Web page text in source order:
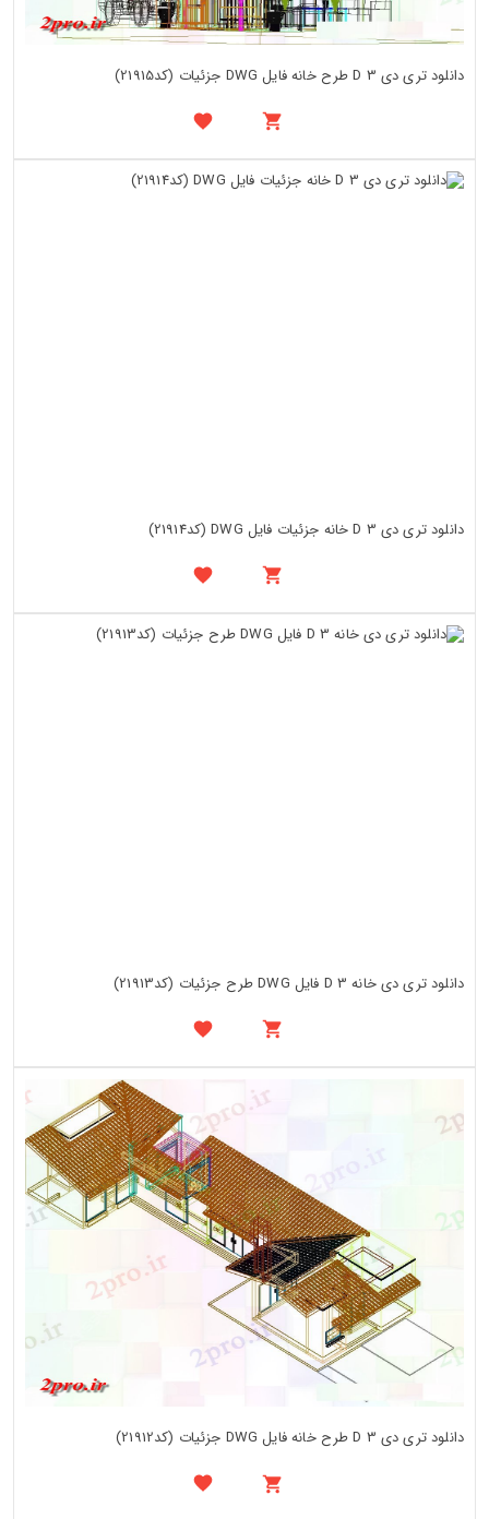
دانلود تری دی 3 D طرح خانه فایل DWG جزئیات (کد21915)
دانلود تری دی 3 D خانه جزئیات فایل DWG (کد21914)
دانلود تری دی خانه 3 D فایل DWG طرح جزئیات (کد21913)
دانلود تری دی 3 D طرح خانه فایل DWG جزئیات (کد21912)